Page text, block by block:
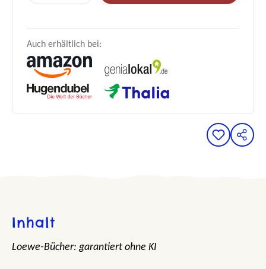
Auch erhältlich bei:
Inhalt
Loewe-Bücher: garantiert ohne KI